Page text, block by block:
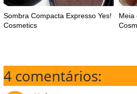
Sombra Compacta Expresso Yes!
Cosmetics
Meia
4 comentários: